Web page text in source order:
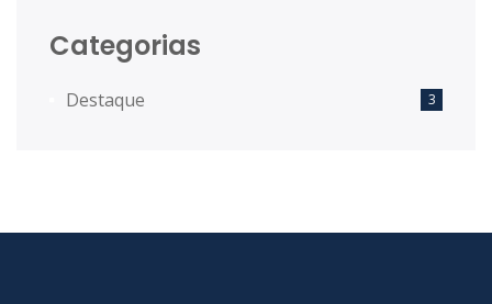
Categorias
Destaque 3